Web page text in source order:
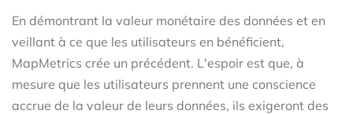
En démontrant la valeur monétaire des données et en
veillant à ce que les utilisateurs en bénéficient,
MapMetrics crée un précédent. L'espoir est que, à
mesure que les utilisateurs prennent une conscience
accrue de la valeur de leurs données, ils exigeront des